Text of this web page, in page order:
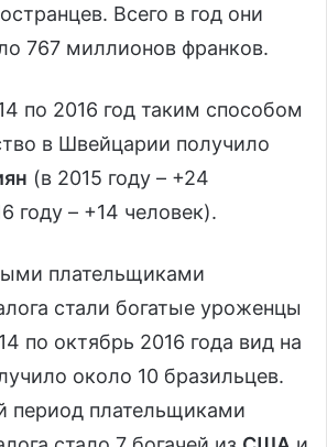
Всего в год они
767 миллионов франков.
по 2016 год таким способом
в Швейцарии получило
(в 2015 году – +24
году – +14 человек).
плательщиками
стали богатые уроженцы
по октябрь 2016 года вид на
около 10 бразильцев.
период плательщиками